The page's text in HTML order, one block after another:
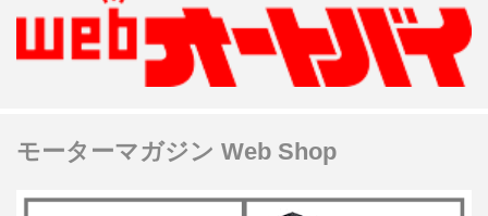
モーターマガジン Web Shop